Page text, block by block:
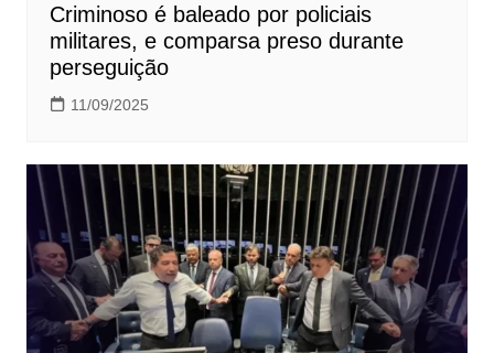
Criminoso é baleado por policiais
militares, e comparsa preso durante
perseguição
11/09/2025